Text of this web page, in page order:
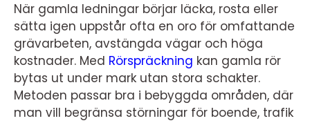
När gamla ledningar börjar läcka, rosta eller
sätta igen uppstår ofta en oro för omfattande
grävarbeten, avstängda vägar och höga
kostnader. Med Rörspräckning kan gamla rör
bytas ut under mark utan stora schakter.
Metoden passar bra i bebyggda områden, där
man vill begränsa störningar för boende, trafik